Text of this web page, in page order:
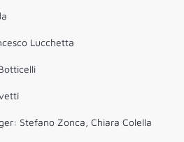
Lucchetta
Stefano Zonca, Chiara Colella